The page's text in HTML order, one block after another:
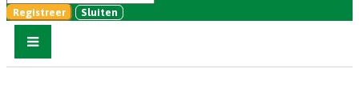
Registreer Sluiten